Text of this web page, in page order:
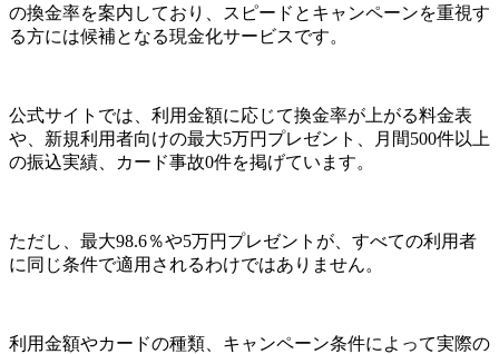
の換金率を案内しており、スピードとキャンペーンを重視す
る方には候補となる現金化サービスです。
公式サイトでは、利用金額に応じて換金率が上がる料金表
や、新規利用者向けの最大5万円プレゼント、月間500件以上
の振込実績、カード事故0件を掲げています。
ただし、 最大98.6％や5万円プレゼントが、すべての利用者
に同じ条件で適用されるわけではありません。
利用金額やカードの種類、キャンペーン条件によって実際の